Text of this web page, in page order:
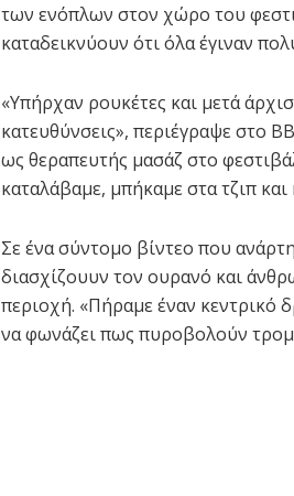
των ενόπλων στον χώρο του
καταδεικνύουν ότι όλα έγιναν
«Υπήρχαν ρουκέτες και μετά
κατευθύνσεις», περιέγραψε στο
ως θεραπευτής μασάζ στο
καταλάβαμε, μπήκαμε στα τζιπ
Σε ένα σύντομο βίντεο που
διασχίζουυν τον ουρανό και
περιοχή. «Πήραμε έναν κεντρικό
να φωνάζει πως πυροβολούν